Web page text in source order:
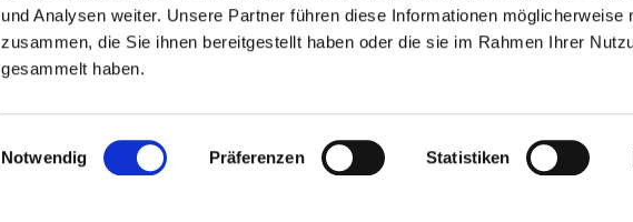
und Analysen weiter. Unsere Partner führen diese Informationen möglicherweise
zusammen, die Sie ihnen bereitgestellt haben oder die sie im Rahmen Ihrer
gesammelt haben.
Einwilligungsauswahl
Notwendig Präferenzen Statistiken